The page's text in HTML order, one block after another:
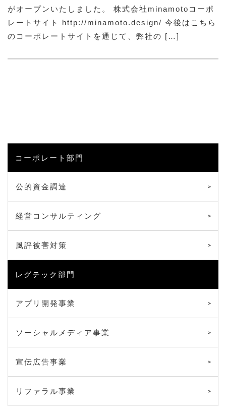
がオープンいたしました。 株式会社minamotoコーポ
レートサイト http://minamoto.design/ 今後はこちら
のコーポレートサイトを通じて、弊社の […]
コーポレート部門
公的資金調達
経営コンサルティング
風評被害対策
レグテック部門
アプリ開発事業
ソーシャルメディア事業
宣伝広告事業
リファラル事業